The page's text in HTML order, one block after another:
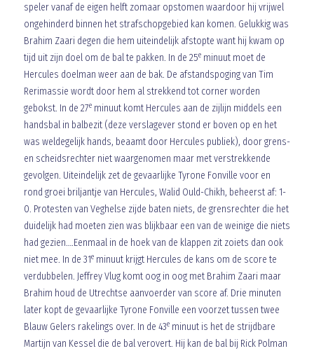
speler vanaf de eigen helft zomaar opstomen waardoor hij vrijwel
ongehinderd binnen het strafschopgebied kan komen. Gelukkig was
Brahim Zaari degen die hem uiteindelijk afstopte want hij kwam op
tijd uit zijn doel om de bal te pakken. In de 25eminuut moet de
Hercules doelman weer aan de bak. De afstandspoging van Tim
Rerimassie wordt door hem al strekkend tot corner worden
gebokst. In de 27eminuut komt Hercules aan de zijlijn middels een
handsbal in balbezit (deze verslagever stond er boven op en het
was weldegelijk hands, beaamt door Hercules publiek), door grens-
en scheidsrechter niet waargenomen maar met verstrekkende
gevolgen. Uiteindelijk zet de gevaarlijke Tyrone Fonville voor en
rond groei briljantje van Hercules, Walid Ould-Chikh, beheerst af: 1-
0. Protesten van Veghelse zijde baten niets, de grensrechter die het
duidelijk had moeten zien was blijkbaar een van de weinige die niets
had gezien….Eenmaal in de hoek van de klappen zit zoiets dan ook
niet mee. In de 31eminuut krijgt Hercules de kans om de score te
verdubbelen. Jeffrey Vlug komt oog in oog met Brahim Zaari maar
Brahim houd de Utrechtse aanvoerder van score af. Drie minuten
later kopt de gevaarlijke Tyrone Fonville een voorzet tussen twee
Blauw Gelers rakelings over. In de 43eminuut is het de strijdbare
Martijn van Kessel die de bal verovert. Hij kan de bal bij Rick Polman